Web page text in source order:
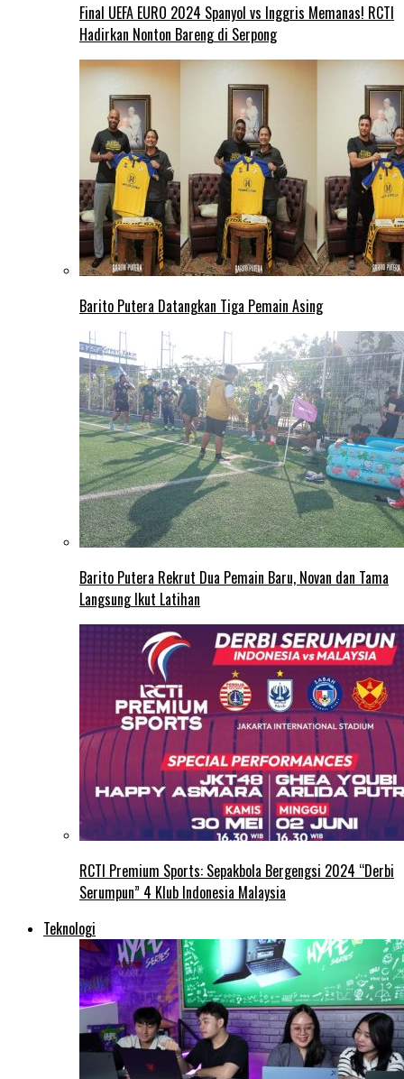
Final UEFA EURO 2024 Spanyol vs Inggris Memanas! RCTI
Hadirkan Nonton Bareng di Serpong
Barito Putera Datangkan Tiga Pemain Asing
Barito Putera Rekrut Dua Pemain Baru, Novan dan Tama
Langsung Ikut Latihan
RCTI Premium Sports: Sepakbola Bergengsi 2024 “Derbi
Serumpun” 4 Klub Indonesia Malaysia
Teknologi